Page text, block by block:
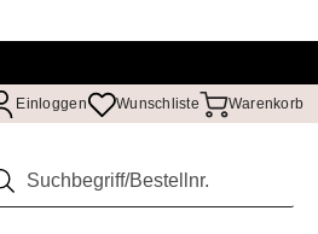
Einloggen Wunschliste Warenkorb
Suchen